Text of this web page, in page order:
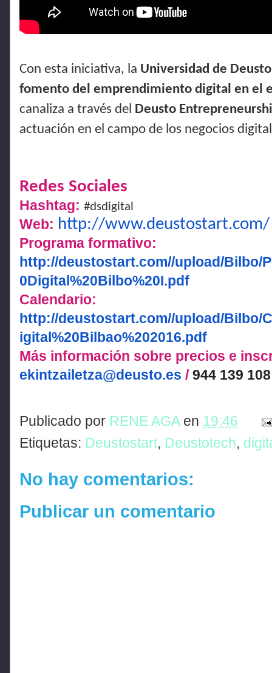
Con esta iniciativa, la Universidad de Deusto
fomento del emprendimiento digital en el
canaliza a través del
Deusto
actuación en el campo de los negocios
Redes Sociales
Hashtag: #dsdigital
Web: http://www.deustostart.com/
Programa formativo:
http://deustostart.com//upload/Bilbo/
0Digital%20Bilbo%20I.pdf
Calendario:
http://deustostart.com//upload/Bilbo/
igital%20Bilbao%202016.pdf
Más información sobre precios e
ekintzailetza@deusto.es / 944 139 108
Publicado por RENE AGA en 19:46
Etiquetas: Deustostart, Deustotech,
No hay comentarios:
Publicar un comentario